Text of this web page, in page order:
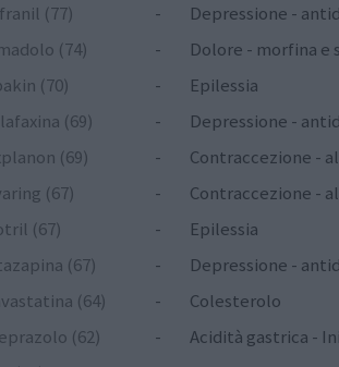
(77)
-
Depressione -
(74)
-
Dolore - morfina e
(70)
-
Epilessia
(69)
-
Depressione -
(69)
-
Contraccezione -
(67)
-
Contraccezione -
(67)
-
Epilessia
(67)
-
Depressione -
(64)
-
Colesterolo
(62)
-
Acidità gastrica -